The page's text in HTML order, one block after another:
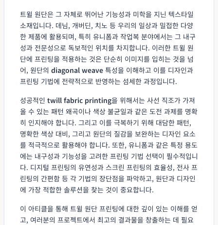
트윌 원단은 그 자체로 뛰어난 기능성과 미학을 지닌 텍스타일
소재입니다. 데님, 개버딘, 치노 등 우리의 일상과 밀접한 다양
한 제품에 활용되며, 특히 유니폼과 작업복 분야에서는 그 내구
성과 전문성으로 독보적인 위치를 차지합니다. 이러한 트윌 원
단에 프린팅을 적용하는 것은 단순히 이미지를 입히는 것을 넘
어, 원단의 diagonal weave 특성을 이해하고 이를 디자인과
프린팅 기법에 전략적으로 반영하는 섬세한 과정입니다.
성공적인 twill fabric printing을 위해서는 사선 직조가 가져
올 수 있는 패턴 왜곡이나 색상 불균일과 같은 도전 과제를 명확
히 인지해야 합니다. 그리고 이를 극복하기 위해 대담한 패턴,
명확한 색상 대비, 그리고 원단의 질감을 보완하는 디자인 요소
를 적극적으로 활용해야 합니다. 또한, 유니폼과 같은 특정 용도
에는 내구성과 기능성을 고려한 프린팅 기법 선택이 필수적입니
다. 디지털 프린팅의 유연성과 스크린 프린팅의 효율성, 전사 프
린팅의 간편함 등 각 기법의 장단점을 파악하고, 원단과 디자인
에 가장 적합한 솔루션을 찾는 것이 중요합니다.
이 아티클을 통해 트윌 원단 프린팅에 대한 깊이 있는 이해를 얻
고, 여러분의 프로젝트에서 최고의 결과물을 창출하는 데 필요